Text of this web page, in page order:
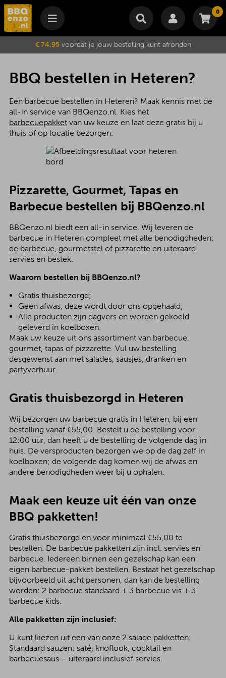
0
Winkelmand
Je winkelwagen is momenteel leeg.
Subtotaal €
Wijzig winkelmand
€ 74,95voordat je jouw bestelling kunt afronden
BBQ bestellen in Heteren?
Een barbecue bestellen in Heteren? Maak kennis met de
all-in service van BBQenzo.nl. Kies het
barbecuepakketvan uw keuze en laat deze gratis bij u
thuis of op locatie bezorgen.
Pizzarette, Gourmet, Tapas en
Barbecue bestellen bij BBQenzo.nl
BBQenzo.nl biedt een all-in service. Wij leveren de
barbecue in Heteren compleet met alle benodigdheden:
de barbecue, gourmetstel of pizzarette en uiteraard
servies en bestek.
Waarom bestellen bij BBQenzo.nl?
Gratis thuisbezorgd;
Geen afwas, deze wordt door ons opgehaald;
Alle producten zijn dagvers en worden gekoeld
geleverd in koelboxen.
Maak uw keuze uit ons assortiment van barbecue,
gourmet, tapas of pizzarette. Vul uw bestelling
desgewenst aan met salades, sausjes, dranken en
partyverhuur.
Gratis thuisbezorgd in Heteren
Wij bezorgen uw barbecue gratis in Heteren, bij een
bestelling vanaf €55,00. Bestelt u de bestelling voor
12:00 uur, dan heeft u de bestelling de volgende dag in
huis. De versproducten bezorgen we op de dag zelf in
koelboxen; de volgende dag komen wij de afwas en
andere benodigdheden weer bij u ophalen.
Maak een keuze uit één van onze
BBQ pakketten!
Gratis thuisbezorgd en voor minimaal €55,00 te
bestellen. De barbecue pakketten zijn incl. servies en
barbecue. Iedereen binnen een gezelschap kan een
eigen barbecue-pakket bestellen. Bestaat het gezelschap
bijvoorbeeld uit acht personen, dan kan de bestelling
worden: 2 barbecue standaard + 3 barbecue vis + 3
barbecue kids.
Alle pakketten zijn inclusief:
U kunt kiezen uit een van onze 2 salade pakketten.
Standaard sauzen: saté, knoflook, cocktail en
barbecuesaus – uiteraard inclusief servies.